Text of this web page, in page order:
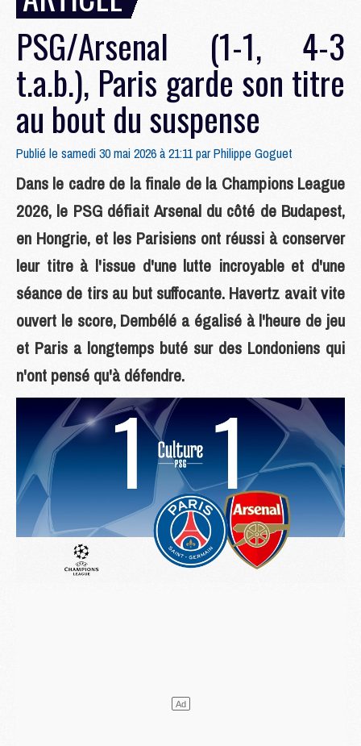
PSG/Arsenal (1-1, 4-3
t.a.b.), Paris garde son titre
au bout du suspense
Publié le samedi 30 mai 2026 à 21:11 parPhilippe Goguet
Dans le cadre de la finale de la Champions League
2026, le PSG défiait Arsenal du côté de Budapest,
en Hongrie, et les Parisiens ont réussi à conserver
leur titre à l'issue d'une lutte incroyable et d'une
séance de tirs au but suffocante. Havertz avait vite
ouvert le score, Dembélé a égalisé à l'heure de jeu
et Paris a longtemps buté sur des Londoniens qui
n'ont pensé qu'à défendre.